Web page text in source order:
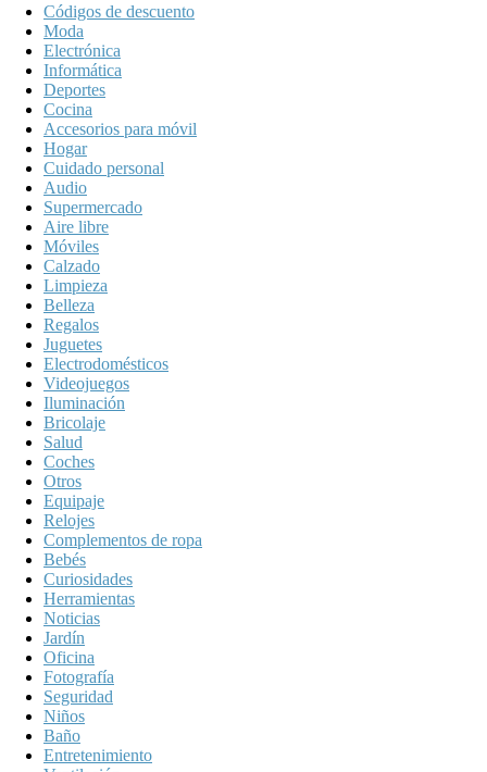
Códigos de descuento
Moda
Electrónica
Informática
Deportes
Cocina
Accesorios para móvil
Hogar
Cuidado personal
Audio
Supermercado
Aire libre
Móviles
Calzado
Limpieza
Belleza
Regalos
Juguetes
Electrodomésticos
Videojuegos
Iluminación
Bricolaje
Salud
Coches
Otros
Equipaje
Relojes
Complementos de ropa
Bebés
Curiosidades
Herramientas
Noticias
Jardín
Oficina
Fotografía
Seguridad
Niños
Baño
Entretenimiento